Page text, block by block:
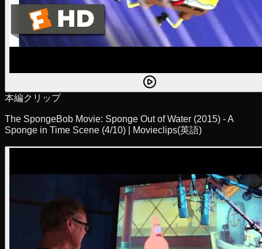
本編クリップ
The SpongeBob Movie: Sponge Out of Water (2015) - A
Sponge in Time Scene (4/10) | Movieclips(英語)